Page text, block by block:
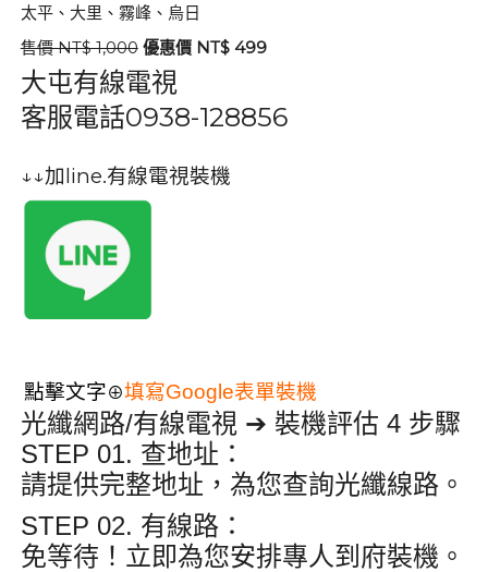
太平、大里、霧峰、烏日
售價 NT$ 1,000 優惠價 NT$ 499
大屯有線電視
客服電話0938-128856
↓↓加line.有線電視裝機
點擊文字⊕填寫Google表單裝機
光纖網路/有線電視 ➔ 裝機評估 4 步驟
STEP 01. 查地址 ：
請提供完整地址，為您查詢光纖線路 。
STEP 02. 有線路 ：
免等待！立即為您安排專人到府裝機 。